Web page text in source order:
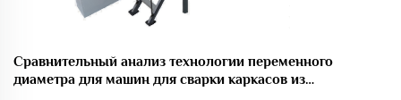
Сравнительный анализ технологии переменного
диаметра для машин для сварки каркасов из